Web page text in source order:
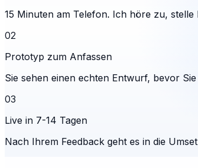
15 Minuten am Telefon. Ich höre zu,
02
Prototyp zum Anfassen
Sie sehen einen echten Entwurf, bevor
03
Live in 7-14 Tagen
Nach Ihrem Feedback geht es in die